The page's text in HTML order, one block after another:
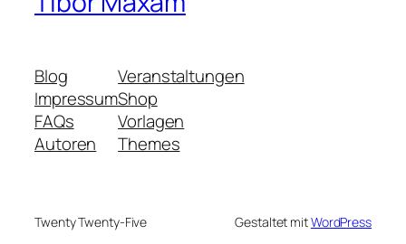
Blog
Impressum
FAQs
Autoren
Veranstaltungen
Shop
Vorlagen
Themes
Twenty Twenty-Five Gestaltet mitWordPress